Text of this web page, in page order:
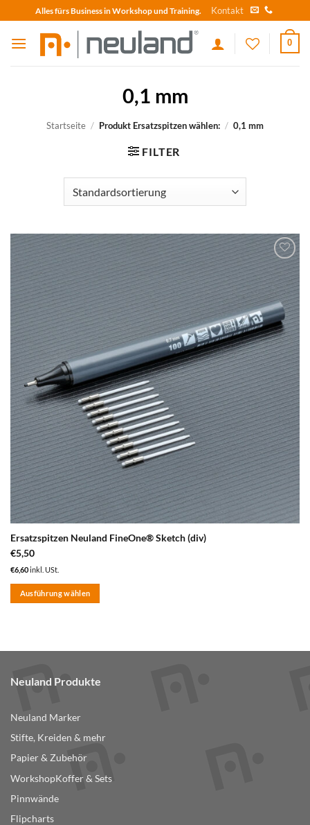
to
content
Alles fürs Business in Workshop und Training. Kontakt
0
0,1 mm
Startseite / Produkt Ersatzspitzen wählen: / 0,1 mm
FILTER
zum
Merkzettel
hinzufügen
Ersatzspitzen Neuland FineOne® Sketch (div)
€5,50
€6,60inkl. USt.
Ausführung wählen
mehrere
auf.
auf
der
gewählt
werden
Neuland Produkte
Neuland Marker
Stifte, Kreiden & mehr
Papier & Zubehör
WorkshopKoffer & Sets
Pinnwände
Flipcharts